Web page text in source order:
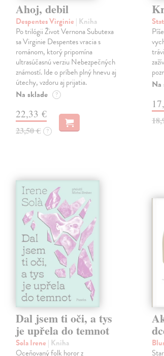
Ahoj, debil
Despentes Virginie | Kniha
Po trilógii Život Vernona Subutexa
sa Virginie Despentes vracia s
románom, ktorý pripomína
ultrasúčasnú verziu Nebezpečných
známostí. Ide o príbeh plný hnevu aj
útechy, vzdoru aj prijatia.
Na sklade ?
22,33 €
23,50 € ?
Na
Dal jsem ti oči, a tys
je upřela do temnot
Sola Irene | Kniha
Oceňovaný folk horor z